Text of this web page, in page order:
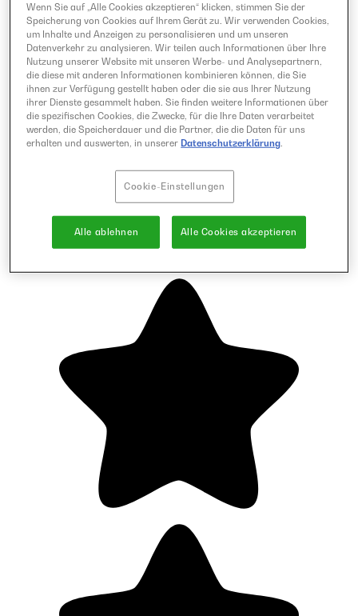
Wenn Sie auf „Alle Cookies akzeptieren“ klicken, stimmen Sie der
Speicherung von Cookies auf Ihrem Gerät zu. Wir verwenden Cookies,
um Inhalte und Anzeigen zu personalisieren und um unseren
Datenverkehr zu analysieren. Wir teilen auch Informationen über Ihre
Nutzung unserer Website mit unseren Werbe- und Analysepartnern,
die diese mit anderen Informationen kombinieren können, die Sie
ihnen zur Verfügung gestellt haben oder die sie aus Ihrer Nutzung
ihrer Dienste gesammelt haben. Sie finden weitere Informationen über
die spezifischen Cookies, die Zwecke, für die Ihre Daten verarbeitet
werden, die Speicherdauer und die Partner, die die Daten für uns
erhalten und auswerten, in unserer Datenschutzerklärung
Cookie-Einstellungen
Alle ablehnen Alle Cookies akzeptieren